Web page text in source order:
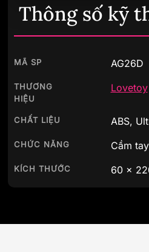
Thông số kỹ
MÃ SP AG26D
THƯƠNG
HIỆU
Lovetoy
CHẤT LIỆU ABS,
CHỨC NĂNG Cầm
KÍCH THƯỚC 60x